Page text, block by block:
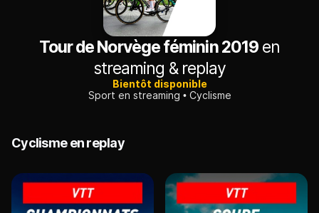
Tour de Norvège féminin 2019 en
streaming & replay
Bientôt disponible
Sport en streaming
Cyclisme
Cyclisme en replay